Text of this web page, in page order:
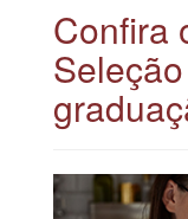
Confira